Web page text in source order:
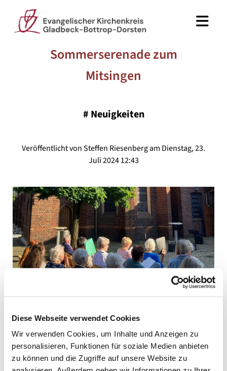
Diese Webseite verwendet Cookies
Wir verwenden Cookies, um Inhalte und Anzeigen zu
personalisieren, Funktionen für soziale Medien anbieten
zu können und die Zugriffe auf unsere Website zu
Sommerserenade zum
Mitsingen
# Neuigkeiten
Veröffentlicht von Steffen Riesenberg am Dienstag, 23.
Juli 2024 12:43
Die Ev. Kirchengemeinde Bottrop lädt wieder zur
Sommerserenade ein. In zwei Proben wird ein
Sommerabend mit Gesang und Text vorbereitet.